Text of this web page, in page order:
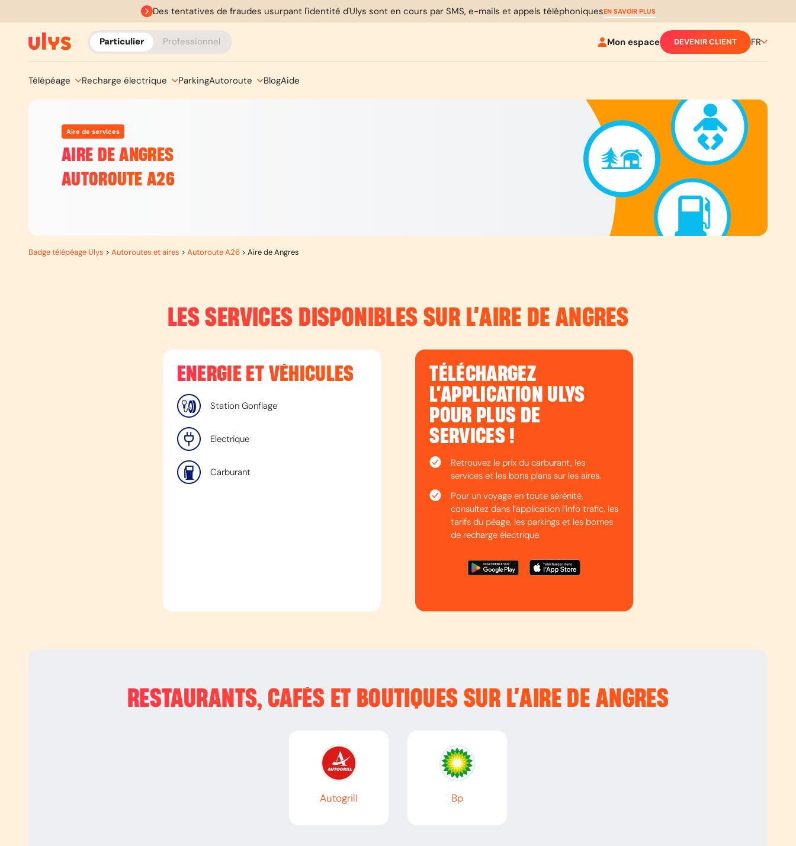
Des tentatives de fraudes usurpant l'identité d'Ulys sont en cours par SMS, e-mails et appels téléphoniquesEN SAVOIR PLUS
Particulier Professionnel Mon espace DEVENIR CLIENT FR
Télépéage Recharge électrique ParkingAutoroute BlogAide
Aire de services
AIRE DE ANGRES
AUTOROUTE A26
Badge télépéage Ulys > Autoroutes et aires > Autoroute A26 > Aire de Angres
LES SERVICES DISPONIBLES SUR L’AIRE DE ANGRES
ENERGIE ET VÉHICULES
Station Gonflage
Electrique
Carburant
TÉLÉCHARGEZ
L’APPLICATION ULYS
POUR PLUS DE
SERVICES !
Retrouvez le prix du carburant, les
services et les bons plans sur les aires.
Pour un voyage en toute sérénité,
consultez dans l’application l’info trafic, les
tarifs du péage, les parkings et les bornes
de recharge électrique.
RESTAURANTS, CAFÉS ET BOUTIQUES SUR L’AIRE DE ANGRES
Autogrill Bp